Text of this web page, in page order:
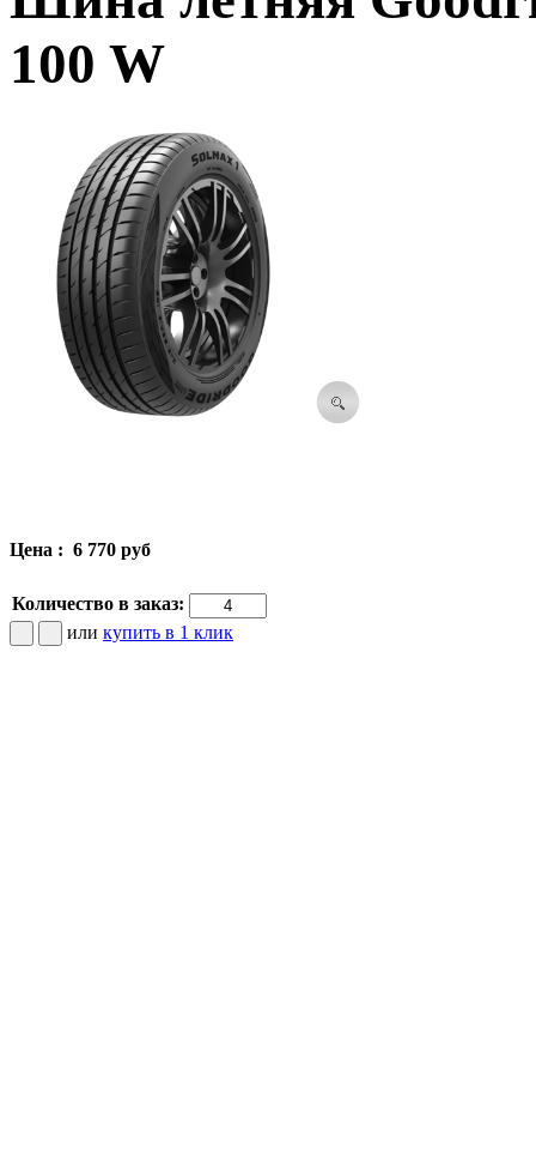
100 W
Цена : 6 770 руб
Количество в заказ:
или купить в 1 клик